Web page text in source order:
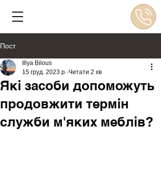
Пост
Які засоби допоможуть
продовжити термін
служби м'яких меблів?
Illya Bilous
15 груд. 2023 р. Читати 2 хв